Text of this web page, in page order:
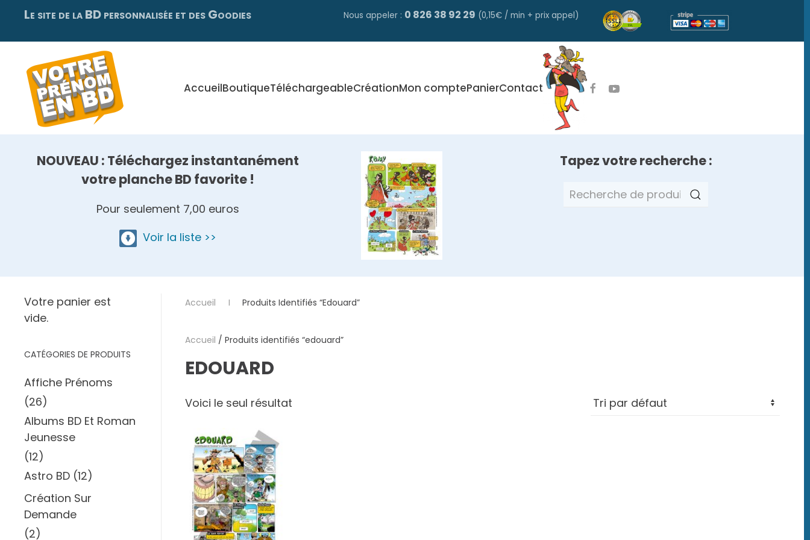
Skip
main
content
Le site de la BD personnalisée et des Goodies Nous appeler : 0 826 38 92 29 (0,15€ / min + prix appel)
AccueilBoutiqueTéléchargeableCréationMon comptePanierContact
NOUVEAU : Téléchargez instantanément
votre planche BD favorite !
Pour seulement 7,00 euros
Voir la liste >>
Tapez votre recherche :
Recherche
Accueil Produits Identifiés “edouard”
Accueil / Produits identifiés “edouard”
EDOUARD
Voici le seul résultat
Votre panier est
vide.
CATÉGORIES DE PRODUITS
Affiche Prénoms
(26)
Albums BD Et Roman
Jeunesse
(12)
Astro BD (12)
Création Sur
Demande
(2)